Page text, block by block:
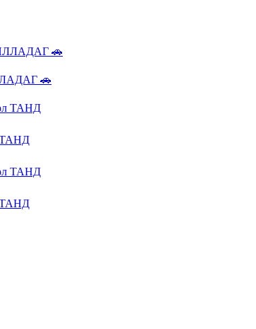
🚗
ТАНД
ТАНД